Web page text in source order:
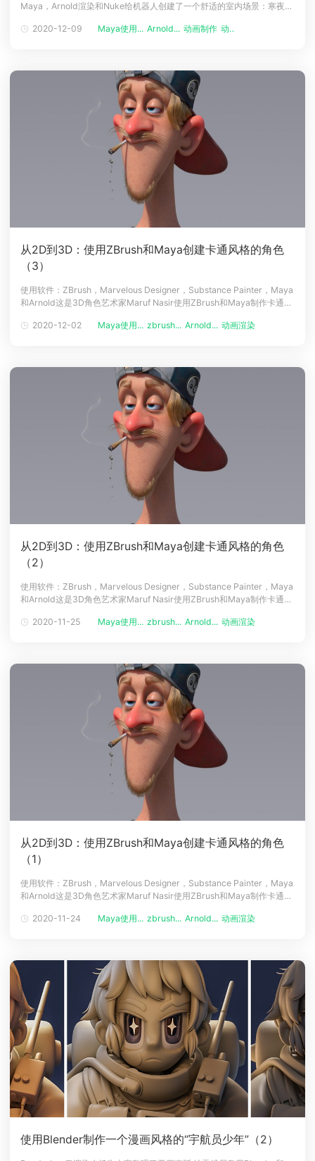
Maya，Arnold渲染和Nuke给机器人创建了一个舒适的室内场景：寒夜。
们展示了使用自己的方式，给整个场景的制作灯光，纹理，渲染的全部过
2020-12-09 Maya使用... Arnold... 动画制作 动画渲染
从2D到3D：使用ZBrush和Maya创建卡通风格的角色
（3）
使用软件：ZBrush，Marvelous Designer，Substance Painter，Maya
和Arnold这是3D角色艺术家Maruf Nasir使用ZBrush和Maya制作卡通风
持Arnold渲染器哦！）教程的第三部分。之前我们已经介绍了参考，
2020-12-02 Maya使用... zbrush... Arnold... 动画渲染
从2D到3D：使用ZBrush和Maya创建卡通风格的角色
（2）
使用软件：ZBrush，Marvelous Designer，Substance Painter，Maya
和Arnold这是3D角色艺术家Maruf Nasir使用ZBrush和Maya制作卡通风
染器哦！）进行渲染教程的第二部分。之前我们已经介绍了参考，建模
2020-11-25 Maya使用... zbrush... Arnold... 动画渲染
从2D到3D：使用ZBrush和Maya创建卡通风格的角色
（1）
使用软件：ZBrush，Marvelous Designer，Substance Painter，Maya
和Arnold这是3D角色艺术家Maruf Nasir使用ZBrush和Maya制作卡通风
Arnold渲染器哦！）进行渲染教程的第一部分。介绍在本教程中，3D角
2020-11-24 Maya使用... zbrush... Arnold... 动画渲染
使用Blender制作一个漫画风格的“宇航员少年”（2）